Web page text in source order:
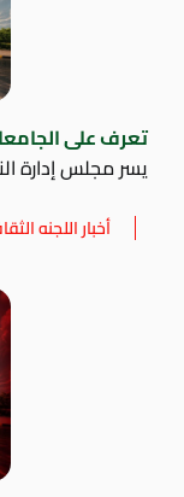
تعرف على
يسر مجلس إدارة
أخبار اللجنه